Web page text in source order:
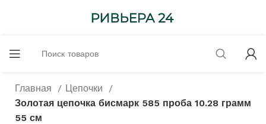
Главная
Цепочки
Золотая цепочка бисмарк 585 проба 10.28 грамм
55 см